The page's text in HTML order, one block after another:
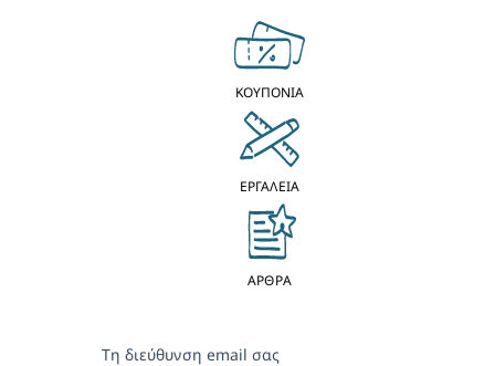
ΚΟΥΠΟΝΙΑ
ΕΡΓΑΛΕΙΑ
ΑΡΘΡΑ
Τη διεύθυνση email σας